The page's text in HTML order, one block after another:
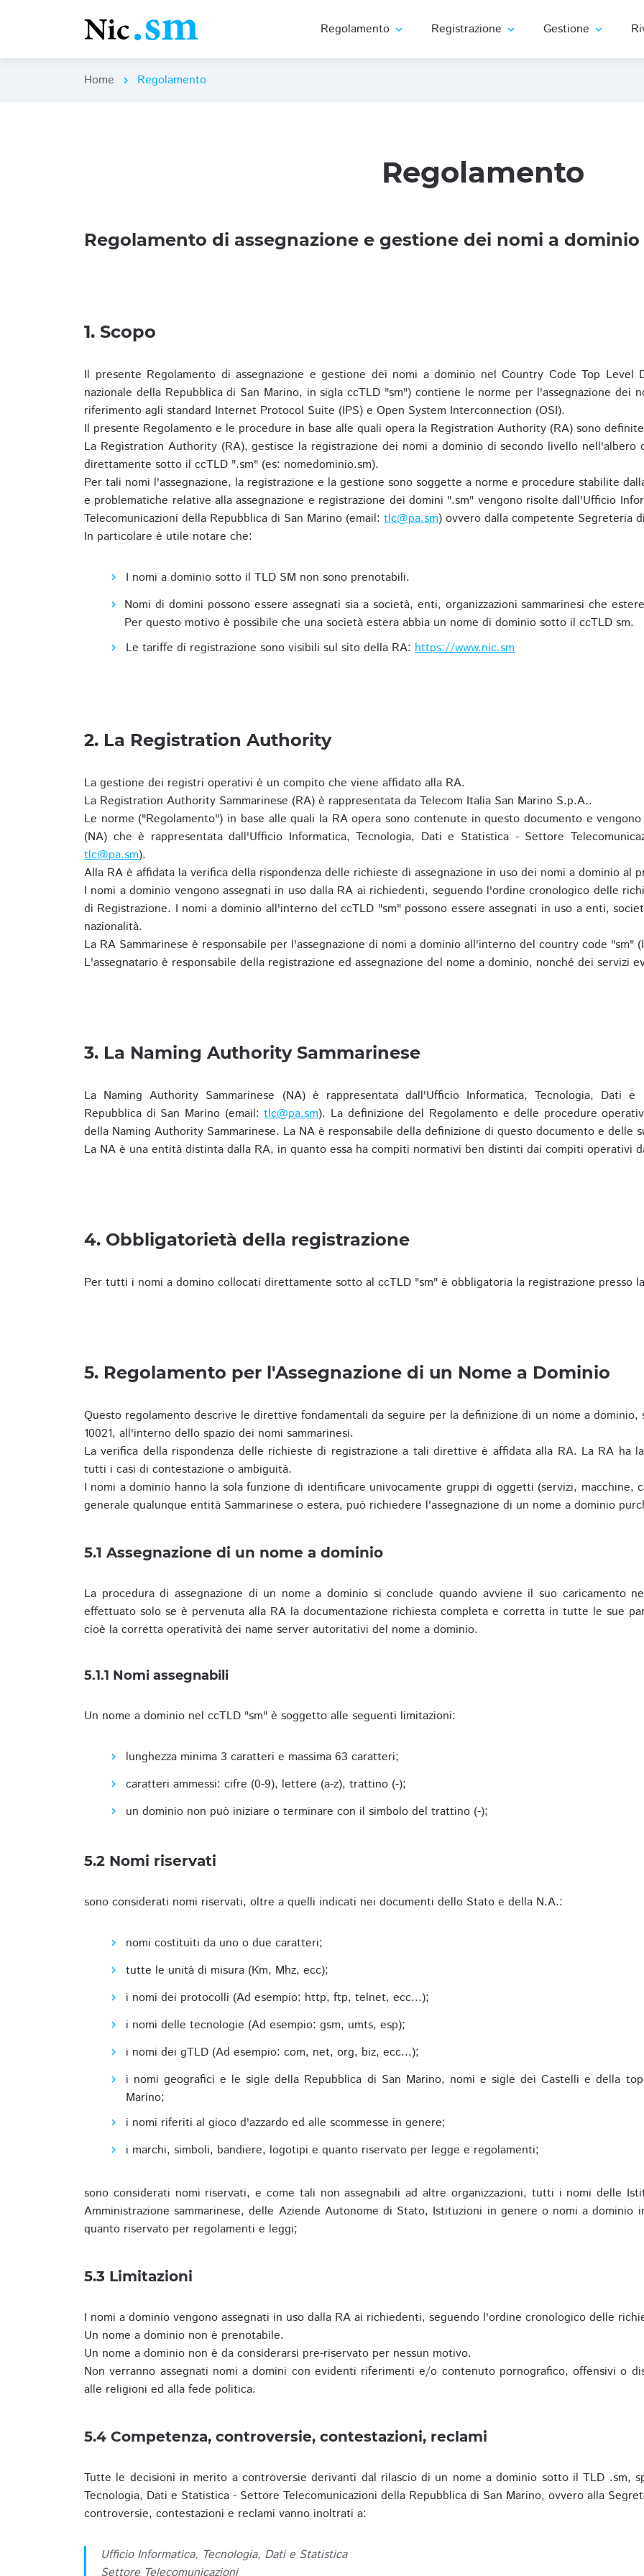
Regolamento expand_more Registrazione expand_more Gestione expand_more
Home chevron_right Regolamento
Regolamento
Regolamento di assegnazione e gestione dei nomi a dominio
1. Scopo
Il presente Regolamento di assegnazione e gestione dei nomi a dominio nel Country Code Top Level
nazionale della Repubblica di San Marino, in sigla ccTLD "sm") contiene le norme per l'assegnazione dei
riferimento agli standard Internet Protocol Suite (IPS) e Open System Interconnection (OSI).
Il presente Regolamento e le procedure in base alle quali opera la Registration Authority (RA) sono
La Registration Authority (RA), gestisce la registrazione dei nomi a dominio di secondo livello nell'albero
direttamente sotto il ccTLD ".sm" (es: nomedominio.sm).
Per tali nomi l'assegnazione, la registrazione e la gestione sono soggette a norme e procedure stabilite
e problematiche relative alla assegnazione e registrazione dei domini ".sm" vengono risolte dall'Ufficio
Telecomunicazioni della Repubblica di San Marino (email: tlc@pa.sm) ovvero dalla competente Segreteria
In particolare è utile notare che:
I nomi a dominio sotto il TLD SM non sono prenotabili.
Nomi di domini possono essere assegnati sia a società, enti, organizzazioni sammarinesi che
Per questo motivo è possibile che una società estera abbia un nome di dominio sotto il ccTLD sm.
Le tariffe di registrazione sono visibili sul sito della RA: https://www.nic.sm
2. La Registration Authority
La gestione dei registri operativi è un compito che viene affidato alla RA.
La Registration Authority Sammarinese (RA) è rappresentata da Telecom Italia San Marino S.p.A..
Le norme ("Regolamento") in base alle quali la RA opera sono contenute in questo documento e
(NA) che è rappresentata dall'Ufficio Informatica, Tecnologia, Dati e Statistica - Settore
tlc@pa.sm).
Alla RA è affidata la verifica della rispondenza delle richieste di assegnazione in uso dei nomi a dominio al
I nomi a dominio vengono assegnati in uso dalla RA ai richiedenti, seguendo l'ordine cronologico delle
di Registrazione. I nomi a dominio all'interno del ccTLD "sm" possono essere assegnati in uso a enti,
nazionalità.
La RA Sammarinese è responsabile per l'assegnazione di nomi a dominio all'interno del country code "sm"
L'assegnatario è responsabile della registrazione ed assegnazione del nome a dominio, nonché dei servizi
3. La Naming Authority Sammarinese
La Naming Authority Sammarinese (NA) è rappresentata dall'Ufficio Informatica, Tecnologia, Dati
Repubblica di San Marino (email:tlc@pa.sm). La definizione del Regolamento e delle procedure
della Naming Authority Sammarinese. La NA è responsabile della definizione di questo documento e delle
La NA è una entità distinta dalla RA, in quanto essa ha compiti normativi ben distinti dai compiti operativi
4. Obbligatorietà della registrazione
Per tutti i nomi a domino collocati direttamente sotto al ccTLD "sm" è obbligatoria la registrazione presso
5. Regolamento per l'Assegnazione di un Nome a Dominio
Questo regolamento descrive le direttive fondamentali da seguire per la definizione di un nome a
10021, all'interno dello spazio dei nomi sammarinesi.
La verifica della rispondenza delle richieste di registrazione a tali direttive è affidata alla RA. La RA ha
tutti i casi di contestazione o ambiguità.
I nomi a dominio hanno la sola funzione di identificare univocamente gruppi di oggetti (servizi, macchine,
generale qualunque entità Sammarinese o estera, può richiedere l'assegnazione di un nome a dominio
5.1 Assegnazione di un nome a dominio
La procedura di assegnazione di un nome a dominio si conclude quando avviene il suo caricamento
effettuato solo se è pervenuta alla RA la documentazione richiesta completa e corretta in tutte le sue
cioè la corretta operatività dei name server autoritativi del nome a dominio.
5.1.1 Nomi assegnabili
Un nome a dominio nel ccTLD "sm" è soggetto alle seguenti limitazioni:
lunghezza minima 3 caratteri e massima 63 caratteri;
caratteri ammessi: cifre (0-9), lettere (a-z), trattino (-);
un dominio non può iniziare o terminare con il simbolo del trattino (-);
5.2 Nomi riservati
sono considerati nomi riservati, oltre a quelli indicati nei documenti dello Stato e della N.A.:
nomi costituiti da uno o due caratteri;
tutte le unità di misura (Km, Mhz, ecc);
i nomi dei protocolli (Ad esempio: http, ftp, telnet, ecc...);
i nomi delle tecnologie (Ad esempio: gsm, umts, esp);
i nomi dei gTLD (Ad esempio: com, net, org, biz, ecc...);
i nomi geografici e le sigle della Repubblica di San Marino, nomi e sigle dei Castelli e della
Marino;
i nomi riferiti al gioco d'azzardo ed alle scommesse in genere;
i marchi, simboli, bandiere, logotipi e quanto riservato per legge e regolamenti;
sono considerati nomi riservati, e come tali non assegnabili ad altre organizzazioni, tutti i nomi delle
Amministrazione sammarinese, delle Aziende Autonome di Stato, Istituzioni in genere o nomi a dominio
quanto riservato per regolamenti e leggi;
5.3 Limitazioni
I nomi a dominio vengono assegnati in uso dalla RA ai richiedenti, seguendo l'ordine cronologico delle
Un nome a dominio non è prenotabile.
Un nome a dominio non è da considerarsi pre-riservato per nessun motivo.
Non verranno assegnati nomi a domini con evidenti riferimenti e/o contenuto pornografico, offensivi o
alle religioni ed alla fede politica.
5.4 Competenza, controversie, contestazioni, reclami
Tutte le decisioni in merito a controversie derivanti dal rilascio di un nome a dominio sotto il TLD .sm,
Tecnologia, Dati e Statistica - Settore Telecomunicazioni della Repubblica di San Marino, ovvero alla
controversie, contestazioni e reclami vanno inoltrati a:
Ufficio Informatica, Tecnologia, Dati e Statistica